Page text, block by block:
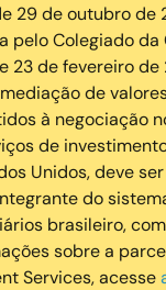
29 de outubro de
pelo Colegiado da
23 de fevereiro de
de
à negociação
de
Unidos, deve
do
brasileiro,
sobre a
Services, acesse